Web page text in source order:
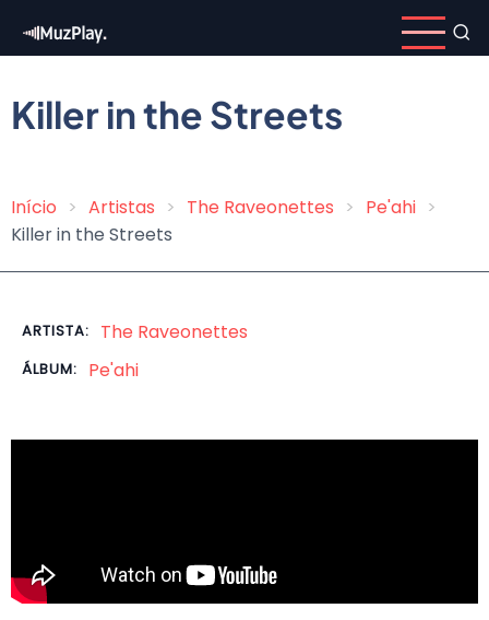
para
conteúdo
principal
Killer in the Streets
Trilha
Início Artistas The Raveonettes
Pe'ahi
Killer in the Streets
ARTISTA: The Raveonettes
ÁLBUM: Pe'ahi